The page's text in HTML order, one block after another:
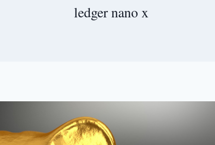
ledger nano x